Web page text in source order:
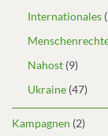
Internationales
Nahost (9)
Ukraine (47)
Kampagnen (2)